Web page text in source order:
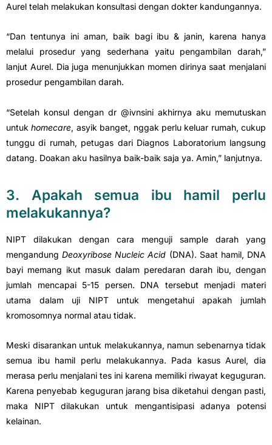
Aurel telah melakukan konsultasi dengan dokter kandungannya.
“Dan tentunya ini aman, baik bagi ibu & janin, karena hanya
melalui prosedur yang sederhana yaitu pengambilan darah,”
lanjut Aurel. Dia juga menunjukkan momen dirinya saat menjalani
prosedur pengambilan darah.
“Setelah konsul dengan dr @ivnsini akhirnya aku memutuskan
untukhomecare, asyik banget, nggak perlu keluar rumah, cukup
tunggu di rumah, petugas dari Diagnos Laboratorium langsung
datang. Doakan aku hasilnya baik-baik saja ya. Amin,” lanjutnya.
3. Apakah semua ibu hamil perlu
melakukannya?
NIPT dilakukan dengan cara menguji sample darah yang
mengandungDeoxyribose Nucleic Acid (DNA). Saat hamil, DNA
bayi memang ikut masuk dalam peredaran darah ibu, dengan
jumlah mencapai 5-15 persen. DNA tersebut menjadi materi
utama dalam uji NIPT untuk mengetahui apakah jumlah
kromosomnya normal atau tidak.
Meski disarankan untuk melakukannya, namun sebenarnya tidak
semua ibu hamil perlu melakukannya. Pada kasus Aurel, dia
merasa perlu menjalani tes ini karena memiliki riwayat keguguran.
Karena penyebab keguguran jarang bisa diketahui dengan pasti,
maka NIPT dilakukan untuk mengantisipasi adanya potensi
kelainan.